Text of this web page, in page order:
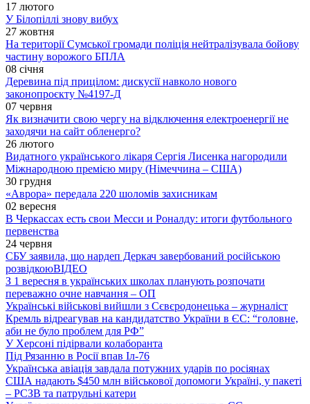
17 лютого
У Білопіллі знову вибух
27 жовтня
На території Сумської громади поліція нейтралізувала бойову
частину ворожого БПЛА
08 січня
Деревина під прицілом: дискусії навколо нового
законопроєкту №4197-Д
07 червня
Як визначити свою чергу на відключення електроенергії не
заходячи на сайт обленерго?
26 лютого
Видатного українського лікаря Сергія Лисенка нагородили
Міжнародною премією миру (Німеччина – США)
30 грудня
«Аврора» передала 220 шоломів захисникам
02 вересня
В Черкассах есть свои Месси и Роналду: итоги футбольного
первенства
24 червня
СБУ заявила, що нардеп Деркач завербований російською
розвідкоюВІДЕО
З 1 вересня в українських школах планують розпочати
переважно очне навчання – ОП
Українські військові вийшли з Сєвєродонецька – журналіст
Кремль відреагував на кандидатство України в ЄС: “головне,
аби не було проблем для РФ”
У Херсоні підірвали колаборанта
Під Рязанню в Росії впав Іл-76
Українська авіація завдала потужних ударів по росіянах
США надають $450 млн військової допомоги Україні, у пакеті
– РСЗВ та патрульні катери